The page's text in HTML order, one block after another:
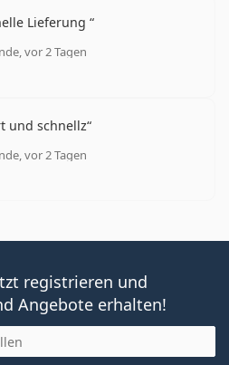
Lieferung
vor 2 Tagen
5 aus 5
und schnellz
vor 2 Tagen
5 aus 5
registrieren und
Angebote erhalten!